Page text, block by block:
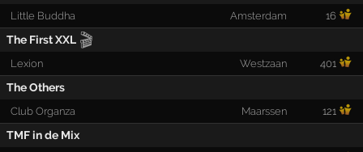
Little Buddha Amsterdam 16
The First XXL 🎬
Lexion Westzaan 401
The Others
Club Organza Maarssen 121
TMF in de Mix